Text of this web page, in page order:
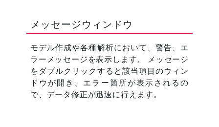
メッセージウィンドウ
モデル作成や各種解析において、警告、エ
ラーメッセージを表示します。 メッセージ
をダブルクリックすると該当項目のウィン
ドウが開き、エラー箇所が表示されるの
で、データ修正が迅速に行えます。